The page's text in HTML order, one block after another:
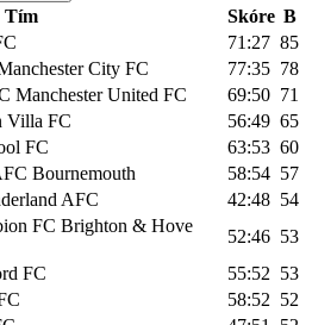
Tím Skóre B
71:27 85
City FC 77:35 78
Manchester United FC 69:50 71
Villa FC 56:49 65
FC 63:53 60
Bournemouth 58:54 57
AFC 42:48 54
Brighton & Hove
52:46 53
FC 55:52 53
58:52 52